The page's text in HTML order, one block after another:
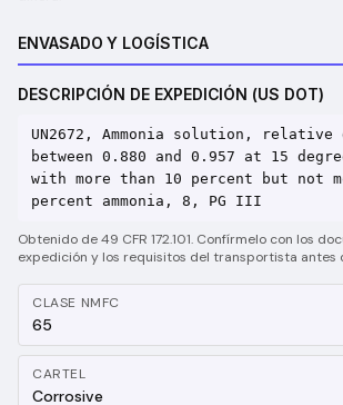
ENVASADO Y LOGÍSTICA
DESCRIPCIÓN DE EXPEDICIÓN (US DOT)
UN2672, Ammonia solution, relative
between 0.880 and 0.957 at 15
with more than 10 percent but not
percent ammonia, 8, PG III
Obtenido de 49 CFR 172.101. Confírmelo con los
expedición y los requisitos del transportista antes
CLASE NMFC
65
CARTEL
Corrosive